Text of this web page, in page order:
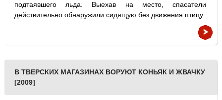
подтаявшего льда. Выехав на место, спасатели
действительно обнаружили сидящую без движения птицу.
В ТВЕРСКИХ МАГАЗИНАХ ВОРУЮТ КОНЬЯК И ЖВАЧКУ
[2009]